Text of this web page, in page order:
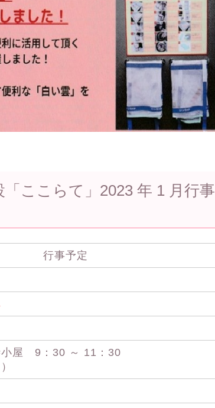
ここらて」2023 年 1 月行事
行事予定
小屋 9：30 ～ 11：30